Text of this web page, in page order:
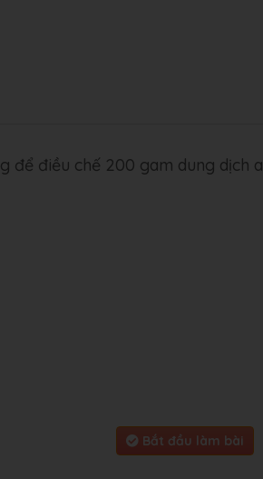
để điều chế 200 gam dung dịch
Bắt đầu làm bài